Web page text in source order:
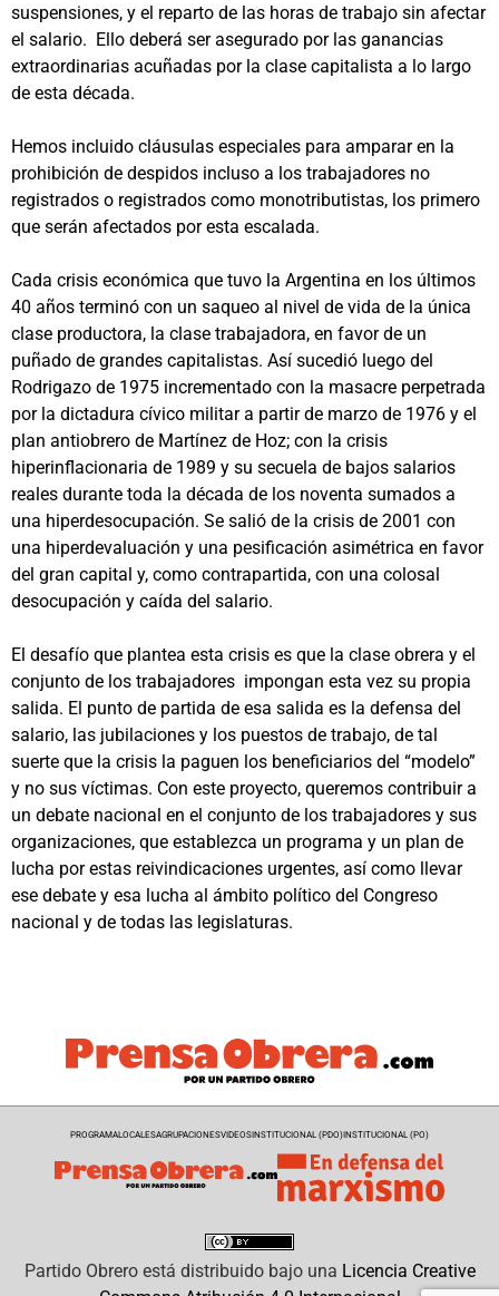
suspensiones, y el reparto de las horas de trabajo sin afectar
el salario. Ello deberá ser asegurado por las ganancias
extraordinarias acuñadas por la clase capitalista a lo largo
de esta década.
Hemos incluido cláusulas especiales para amparar en la
prohibición de despidos incluso a los trabajadores no
registrados o registrados como monotributistas, los primero
que serán afectados por esta escalada.
Cada crisis económica que tuvo la Argentina en los últimos
40 años terminó con un saqueo al nivel de vida de la única
clase productora, la clase trabajadora, en favor de un
puñado de grandes capitalistas. Así sucedió luego del
Rodrigazo de 1975 incrementado con la masacre perpetrada
por la dictadura cívico militar a partir de marzo de 1976 y el
plan antiobrero de Martínez de Hoz; con la crisis
hiperinflacionaria de 1989 y su secuela de bajos salarios
reales durante toda la década de los noventa sumados a
una hiperdesocupación. Se salió de la crisis de 2001 con
una hiperdevaluación y una pesificación asimétrica en favor
del gran capital y, como contrapartida, con una colosal
desocupación y caída del salario.
El desafío que plantea esta crisis es que la clase obrera y el
conjunto de los trabajadores impongan esta vez su propia
salida. El punto de partida de esa salida es la defensa del
salario, las jubilaciones y los puestos de trabajo, de tal
suerte que la crisis la paguen los beneficiarios del “modelo”
y no sus víctimas. Con este proyecto, queremos contribuir a
un debate nacional en el conjunto de los trabajadores y sus
organizaciones, que establezca un programa y un plan de
lucha por estas reivindicaciones urgentes, así como llevar
ese debate y esa lucha al ámbito político del Congreso
nacional y de todas las legislaturas.
PROGRAMALOCALESAGRUPACIONESVIDEOSINSTITUCIONAL (PDO)INSTITUCIONAL (PO)
Partido Obreroestá distribuido bajo una Licencia Creative